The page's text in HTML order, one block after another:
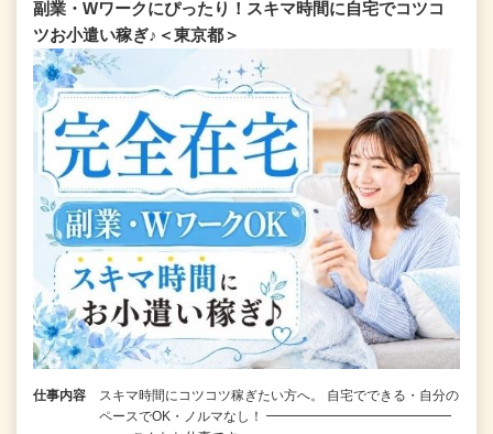
副業・Wワークにぴったり！スキマ時間に自宅でコツコ
ツお小遣い稼ぎ♪＜東京都＞
仕事内容
スキマ時間にコツコツ稼ぎたい方へ。 自宅でできる・自分の
ペースでOK・ノルマなし！ ━━━━━━━━━━━━━━